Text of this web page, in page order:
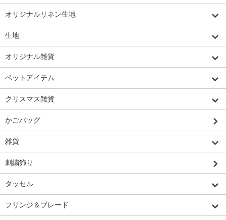
オリジナルリネン生地
生地
オリジナル雑貨
ペットアイテム
クリスマス雑貨
かごバッグ
雑貨
刺繍飾り
タッセル
フリンジ＆ブレード